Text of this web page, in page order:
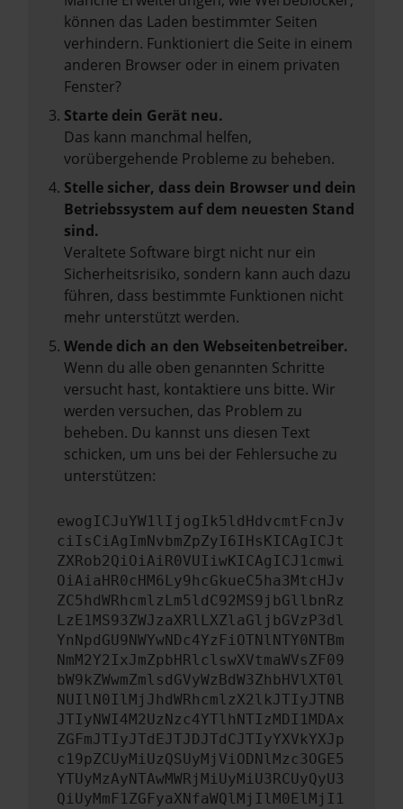
können das Laden bestimmter Seiten
verhindern. Funktioniert die Seite in einem
anderen Browser oder in einem privaten
Fenster?
Starte dein Gerät neu.
Das kann manchmal helfen,
vorübergehende Probleme zu beheben.
Stelle sicher, dass dein Browser und dein
Betriebssystem auf dem neuesten Stand
sind.
Veraltete Software birgt nicht nur ein
Sicherheitsrisiko, sondern kann auch dazu
führen, dass bestimmte Funktionen nicht
mehr unterstützt werden.
Wende dich an den Webseitenbetreiber.
Wenn du alle oben genannten Schritte
versucht hast, kontaktiere uns bitte. Wir
werden versuchen, das Problem zu
beheben. Du kannst uns diesen Text
schicken, um uns bei der Fehlersuche zu
unterstützen:
ewogICJuYW1lIjogIk5ldHdvcmtFcnJv
ciIsCiAgImNvbmZpZyI6IHsKICAgICJt
ZXRob2QiOiAiR0VUIiwKICAgICJ1cmwi
OiAiaHR0cHM6Ly9hcGkueC5ha3MtcHJv
ZC5hdWRhcmlzLm5ldC92MS9jbGllbnRz
LzE1MS93ZWJzaXRlLXZlaGljbGVzP3dl
YnNpdGU9NWYwNDc4YzFiOTNlNTY0NTBm
NmM2Y2IxJmZpbHRlclswXVtmaWVsZF09
bW9kZWwmZmlsdGVyWzBdW3ZhbHVlXT0l
NUIlN0IlMjJhdWRhcmlzX2lkJTIyJTNB
JTIyNWI4M2UzNzc4YTlhNTIzMDI1MDAx
ZGFmJTIyJTdEJTJDJTdCJTIyYXVkYXJp
c19pZCUyMiUzQSUyMjViODNlMzc3OGE5
YTUyMzAyNTAwMWRjMiUyMiU3RCUyQyU3
QiUyMmF1ZGFyaXNfaWQlMjIlM0ElMjI1